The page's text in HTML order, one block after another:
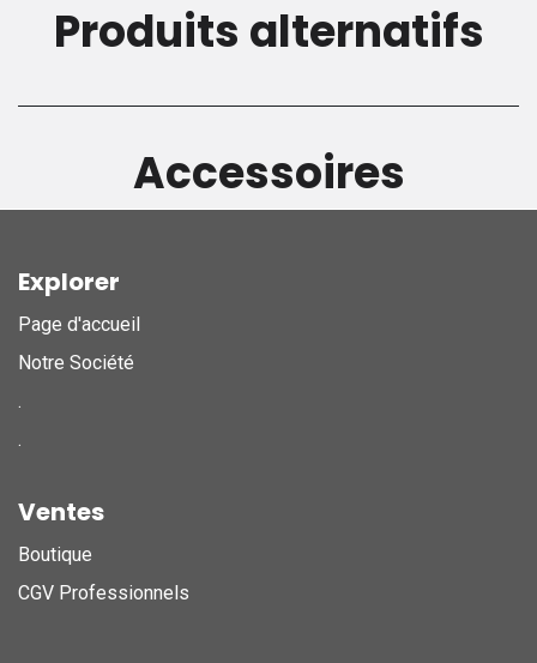
Produits alternatifs
Accessoires
Explorer
Page d'accueil
Notre Société
.
.
Ventes
Boutique
CGV Professionnels